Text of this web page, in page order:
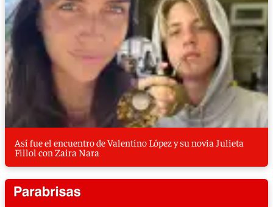
Así fue el encuentro de Valentino López y su novia Julieta
Fillol con Zaira Nara